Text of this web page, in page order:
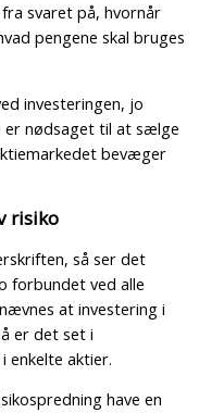
svaret på, hvornår
pengene skal bruges
investeringen, jo
er nødsaget til at sælge
bevæger
risiko
så ser det
forbundet ved alle
at investering i
er det set i
enkelte aktier.
have en